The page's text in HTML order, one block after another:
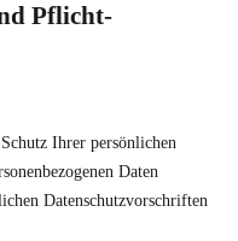
Pflicht­
Ihrer persönlichen
Daten
Datenschutzvorschriften